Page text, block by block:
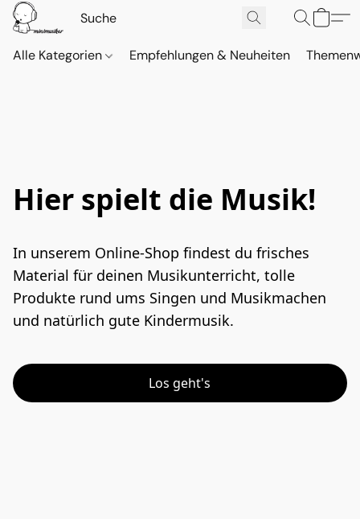
Alle Kategorien Empfehlungen & Neuheiten
Hier spielt die Musik!
In unserem Online-Shop findest du frisches
Material für deinen Musikunterricht, tolle
Produkte rund ums Singen und Musikmachen
und natürlich gute Kindermusik.
Los geht's